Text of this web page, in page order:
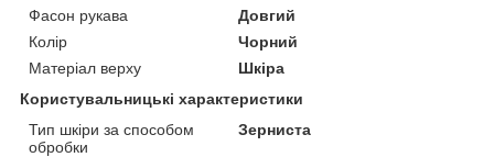
Фасон рукава
Довгий
Колір
Чорний
Матеріал верху
Шкіра
Користувальницькі характеристики
Тип шкіри за способом
обробки
Зерниста